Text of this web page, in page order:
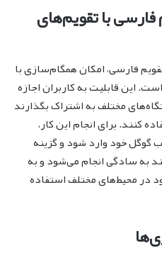
با تقویم‌های
فارسی، امکان همگام‌سازی با
این قابلیت به کاربران اجازه
مختلف به اشتراک بگذارند
کنند. برای انجام این کار،
گوگل خود وارد شود و گزینه
به سادگی انجام می‌شود و به
در محیط‌های مختلف استفاده